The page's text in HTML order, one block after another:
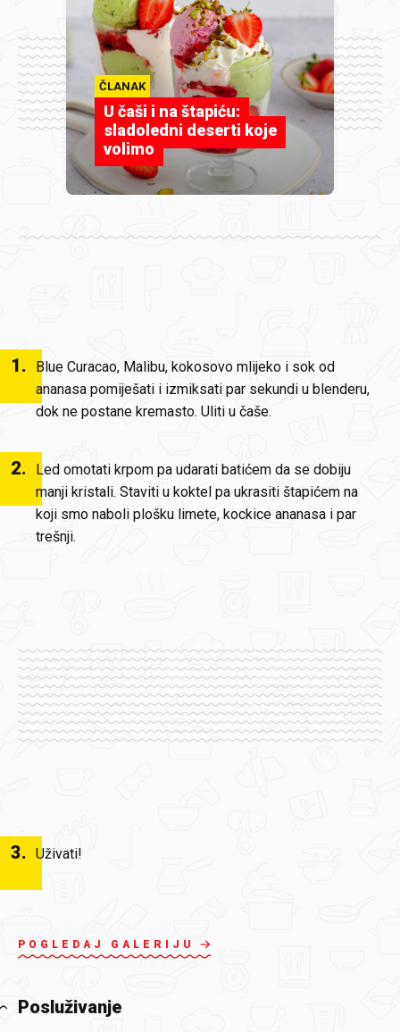
ČLANAK
U čaši i na štapiću:
sladoledni deserti koje
volimo
1.
Blue Curacao, Malibu, kokosovo mlijeko i sok od
ananasa pomiješati i izmiksati par sekundi u blenderu,
dok ne postane kremasto. Uliti u čaše.
2.
Led omotati krpom pa udarati batićem da se dobiju
manji kristali. Staviti u koktel pa ukrasiti štapićem na
koji smo naboli plošku limete, kockice ananasa i par
trešnji.
3. Uživati!
POGLEDAJ GALERIJU
Posluživanje